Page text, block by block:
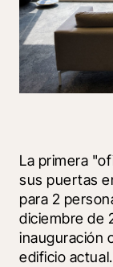
La primera
sus puertas
para 2
diciembre de
inauguración
edificio